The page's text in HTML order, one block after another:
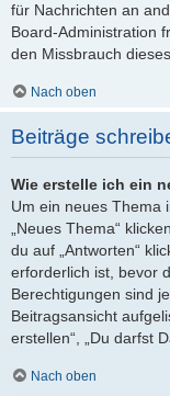
für Nachrichten an
Board-Administration
den Missbrauch
Nach oben
Beiträge
Wie erstelle ich ein
Um ein neues Thema
„Neues Thema“
du auf „Antworten“
erforderlich ist, bevor
Berechtigungen sind
Beitragsansicht
erstellen“, „Du darfst
Nach oben